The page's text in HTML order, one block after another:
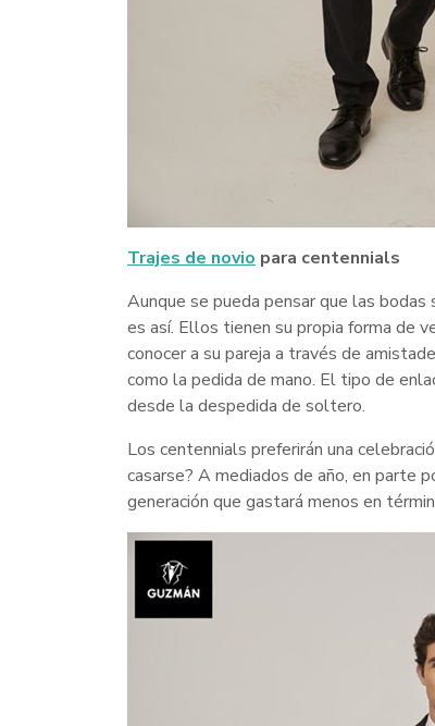
Trajes de novio para centennials
Aunque se pueda pensar que las
es así. Ellos tienen su propia forma de
conocer a su pareja a través de
como la pedida de mano. El tipo de
desde la despedida de soltero.
Los centennials preferirán una
casarse? A mediados de año, en parte
generación que gastará menos en